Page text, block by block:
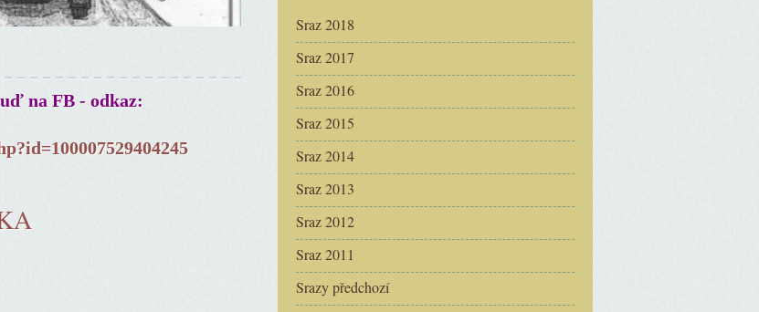
na FB - odkaz:
Sraz 2018
Sraz 2017
Sraz 2016
Sraz 2015
Sraz 2014
Sraz 2013
Sraz 2012
Sraz 2011
Srazy předchozí